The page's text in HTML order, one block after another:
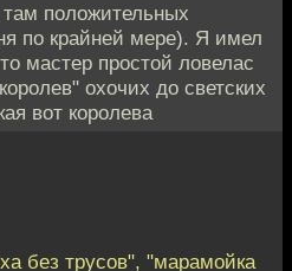
положительных
по крайней мере). Я имел
мастер простой ловелас
охочих до светских
вот королева
без трусов", "марамойка